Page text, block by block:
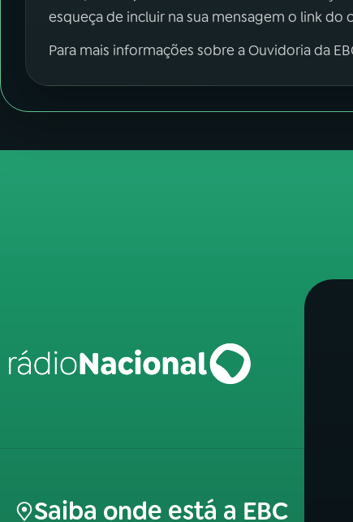
esqueça de incluir na sua mensagem o link do
Para mais informações sobre a Ouvidoria da
Saiba onde está a EBC